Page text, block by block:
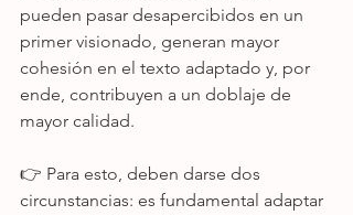
pueden pasar desapercibidos en un
primer visionado, generan mayor
cohesión en el texto adaptado y, por
ende, contribuyen a un doblaje de
mayor calidad.
👉 Para esto, deben darse dos
circunstancias: es fundamental adaptar